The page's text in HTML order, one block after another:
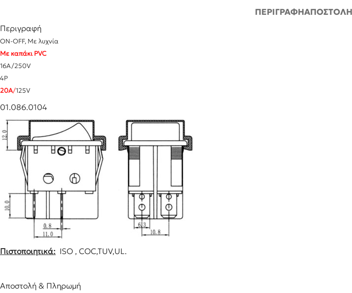
Ηλεκτρικές Σκούπες
Πλυντήρια Ρούχων
Σκουπάκια χειρός
Σιδέρωμα
Ψυγεία-Φορητά
Ατμοκαθαριστές
Ρολόγια – Ξυπνητήρια
Μετεωρολογικοί Σταθμοί –
Θερμόμετρα Χώρου
Ζυγαριές Μπάνιου
Σακούλες Σκούπας
Φουρνάκια
Φούρνοι Μικροκυμάτων
Εστίες Ηλεκτρικές
Ψηστιέρες – Γκριλιέρες
Φριτέζες
Pizza Maker & Βάφλες
Pop Corn & Μαλλί Της Γριάς &
Κρεπιέρα
Φρυγανιέρες
ΠΕΡΙΓΡΑΦΉ
Περιγραφή
ON-OFF, Με λυχνία
Με καπάκι PVC
16A/250V
4P
20A/125V
01.086.0104
Πιστοποιητικά: ISO , COC,TUV,UL.
Αποστολή & Πληρωμή